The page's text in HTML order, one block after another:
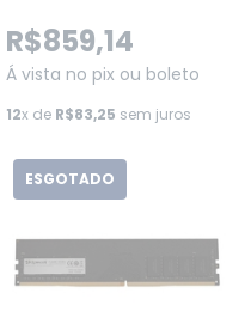
3.0 (Gray) (LD5EU016G-
R6400GDLA)
R$859,14
Á vista no pix ou boleto
12x de R$83,25 sem juros
ESGOTADO